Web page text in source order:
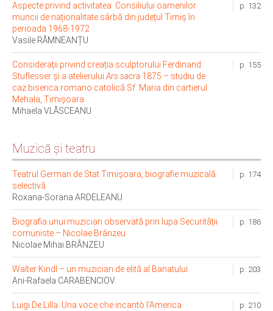
p. 132
Aspecte privind activitatea Consiliului oamenilor
muncii de naționalitate sârbă din județul Timiș în
perioada 1968-1972
Vasile RĂMNEANȚU
p. 155
Considerații privind creația sculptorului Ferdinand
Stuflesser și a atelierului Ars sacra 1875 – studiu de
caz biserica romano catolică Sf. Maria din cartierul
Mehala, Timișoara
Mihaela VLĂSCEANU
Muzică și teatru
p. 174
Teatrul German de Stat Timișoara, biografie muzicală
selectivă
Roxana-Sorana ARDELEANU
p. 186
Biografia unui muzician observată prin lupa Securității
comuniste – Nicolae Brânzeu
Nicolae Mihai BRÂNZEU
p. 203
Walter Kindl – un muzician de elită al Banatului
Ani-Rafaela CARABENCIOV
p. 210
Luigi De Lilla. Una voce che incantò l’America